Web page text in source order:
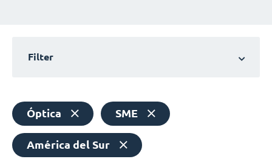
Filter
Óptica SME
América del Sur